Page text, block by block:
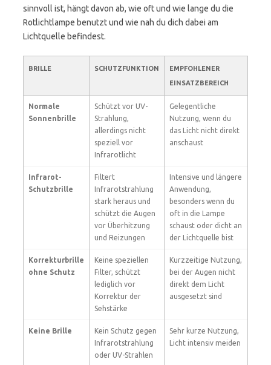
sinnvoll ist, hängt davon ab, wie oft und wie lange du die
Rotlichtlampe benutzt und wie nah du dich dabei am
Lichtquelle befindest.
BRILLE SCHUTZFUNKTION
EMPFOHLENER
EINSATZBEREICH
Normale
Sonnenbrille
Schützt vor UV-
Strahlung,
allerdings nicht
speziell vor
Infrarotlicht
Gelegentliche
Nutzung, wenn du
das Licht nicht direkt
anschaust
Infrarot-
Schutzbrille
Filtert
Infrarotstrahlung
stark heraus und
schützt die Augen
vor Überhitzung
und Reizungen
Intensive und längere
Anwendung,
besonders wenn du
oft in die Lampe
schaust oder dicht an
der Lichtquelle bist
Korrekturbrille
ohne Schutz
Keine speziellen
Filter, schützt
lediglich vor
Korrektur der
Sehstärke
Kurzzeitige Nutzung,
bei der Augen nicht
direkt dem Licht
ausgesetzt sind
Keine Brille
Kein Schutz gegen
Infrarotstrahlung
oder UV-Strahlen
Sehr kurze Nutzung,
Licht intensiv meiden